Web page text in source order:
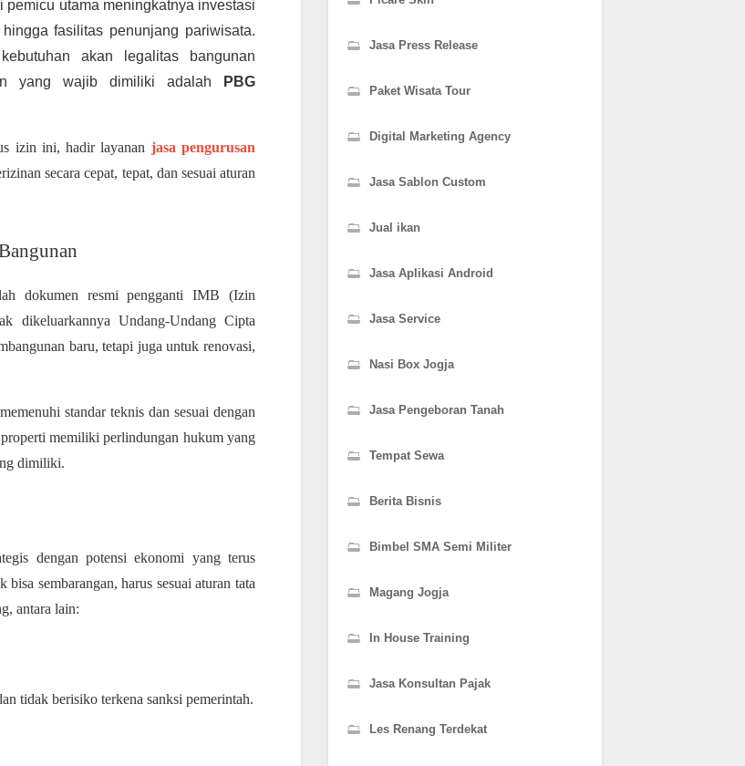
utama meningkatnya investasi
fasilitas penunjang pariwisata.
akan legalitas bangunan
yang wajib dimiliki adalah
PBG
izin ini, hadir layanan jasa pengurusan
secara cepat, tepat, dan sesuai aturan
dokumen resmi pengganti IMB (Izin
dikeluarkannya Undang-Undang Cipta
baru, tetapi juga untuk renovasi,
standar teknis dan sesuai dengan
memiliki perlindungan hukum yang
dimiliki.
dengan potensi ekonomi yang terus
sembarangan, harus sesuai aturan tata
antara lain:
tidak berisiko terkena sanksi pemerintah.
Jasa Press Release
Paket Wisata Tour
Digital Marketing Agency
Jasa Sablon Custom
Jual ikan
Jasa Aplikasi Android
Jasa Service
Nasi Box Jogja
Jasa Pengeboran Tanah
Tempat Sewa
Berita Bisnis
Bimbel SMA Semi Militer
Magang Jogja
In House Training
Jasa Konsultan Pajak
Les Renang Terdekat